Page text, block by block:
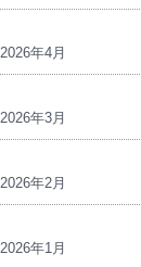
2026年4月
2026年3月
2026年2月
2026年1月